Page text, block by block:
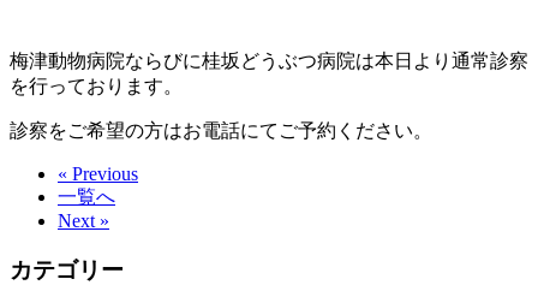
梅津動物病院ならびに桂坂どうぶつ病院は本日より通常診察
を行っております。
診察をご希望の方はお電話にてご予約ください。
« Previous
一覧へ
Next »
カテゴリー